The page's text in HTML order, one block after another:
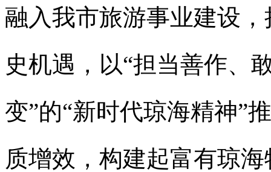
融入我市旅游事业建设
史机遇，以“担当善作、
变”的“新时代琼海精神”
质增效，构建起富有琼